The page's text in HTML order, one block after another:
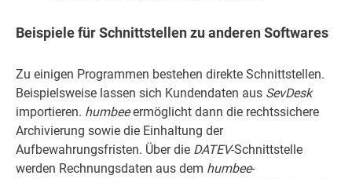
Beispiele für Schnittstellen zu anderen Softwares
Zu einigen Programmen bestehen direkte Schnittstellen.
Beispielsweise lassen sich Kundendaten aus SevDesk
importieren. humbeeermöglicht dann die rechtssichere
Archivierung sowie die Einhaltung der
Aufbewahrungsfristen. Über die DATEV-Schnittstelle
werden Rechnungsdaten aus dem humbee-